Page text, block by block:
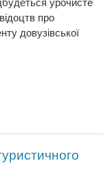
урочисте
про
довузівської